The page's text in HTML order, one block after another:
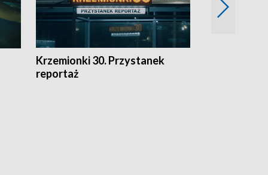
Krzemionki 30. Przystanek
reportaż